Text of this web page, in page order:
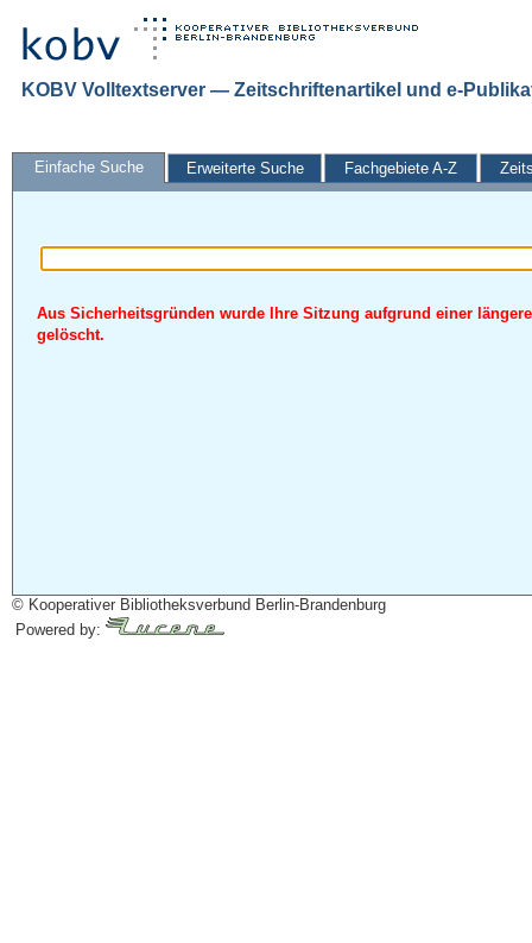
KOBV Volltextserver — Zeitschriftenartikel und e-
Einfache Suche Erweiterte Suche Fachgebiete A-Z
Aus Sicherheitsgründen wurde Ihre Sitzung aufgrund einer
gelöscht.
© Kooperativer Bibliotheksverbund Berlin-Brandenburg
Powered by: